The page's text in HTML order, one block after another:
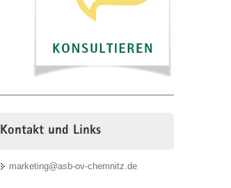
Kontakt und Links
marketing@asb-ov-chemnitz.de